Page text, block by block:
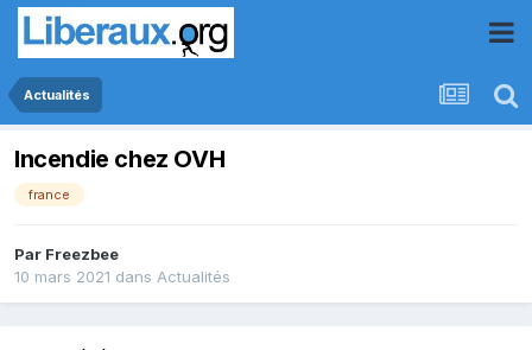
Actualités
Incendie chez OVH
france
Par Freezbee
10 mars 2021 dans Actualités